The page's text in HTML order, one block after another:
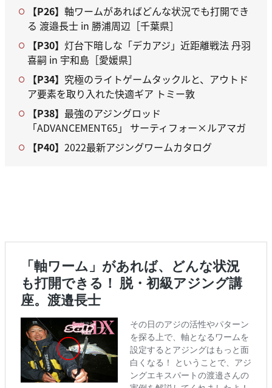
【P26】 軸ワームがあればどんな状況でも打開でき
る 渡邉長士 in 勝浦周辺［千葉県］
【P30】 灯台下暗しな「デカアジ」近距離戦法 丹羽
喜嗣 in 宇和島［愛媛県］
【P34】 究極のライトゲームタックルと、アウトド
ア要素を取り入れた快適ギア トミー敦
【P38】 最強のアジングロッド
「ADVANCEMENT65」 サーティフォー×ルアマガ
【P40】 2022最新アジングワームカタログ